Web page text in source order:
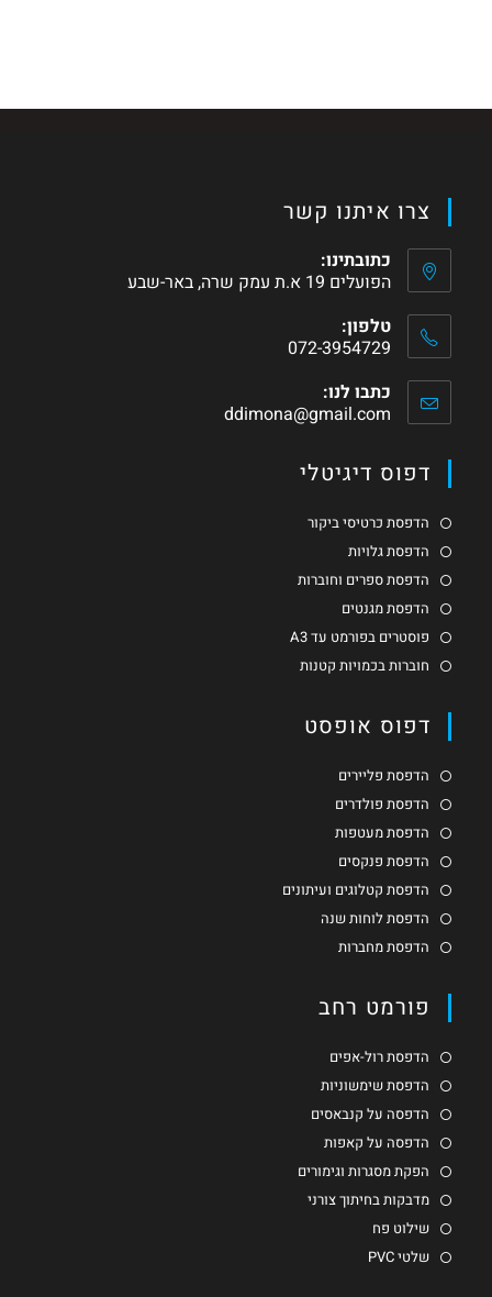
צרו איתנו קשר
כתובתינו:
הפועלים 19 א.ת עמק שרה, באר-שבע
טלפון:
072-3954729
כתבו לנו:
ddimona@gmail.com
דפוס דיגיטלי
הדפסת כרטיסי ביקור
הדפסת גלויות
הדפסת ספרים וחוברות
הדפסת מגנטים
פוסטרים בפורמט עד A3
חוברות בכמויות קטנות
דפוס אופסט
הדפסת פליירים
הדפסת פולדרים
הדפסת מעטפות
הדפסת פנקסים
הדפסת קטלוגים ועיתונים
הדפסת לוחות שנה
הדפסת מחברות
פורמט רחב
הדפסת רול-אפים
הדפסת שימשוניות
הדפסה על קנבאסים
הדפסה על קאפות
הפקת מסגרות וגימורים
מדבקות בחיתוך צורני
שילוט פח
שלטי PVC